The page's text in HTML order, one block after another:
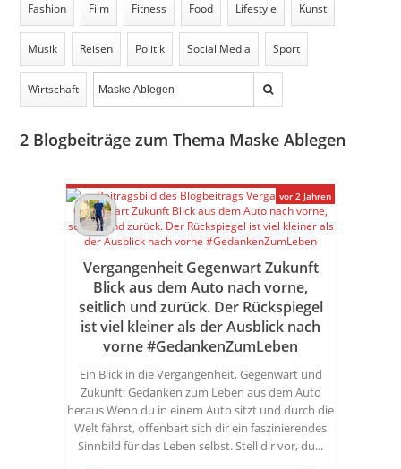
Fashion Film Fitness Food Lifestyle Kunst
Musik Reisen Politik Social Media Sport
Wirtschaft
2 Blogbeiträge zum Thema Maske Ablegen
Vergangenheit Gegenwart Zukunft
Blick aus dem Auto nach vorne,
seitlich und zurück. Der Rückspiegel
ist viel kleiner als der Ausblick nach
vorne #GedankenZumLeben
Ein Blick in die Vergangenheit, Gegenwart und
Zukunft: Gedanken zum Leben aus dem Auto
heraus Wenn du in einem Auto sitzt und durch die
Welt fährst, offenbart sich dir ein faszinierendes
Sinnbild für das Leben selbst. Stell dir vor, du...
vor 2 Jahren